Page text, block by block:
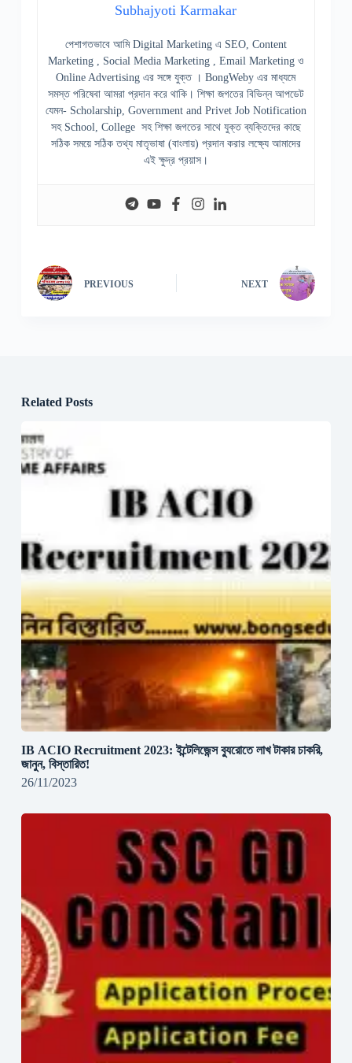
Subhajyoti Karmakar
পেশাগতভাবে আমি Digital Marketing এ SEO, Content
Marketing , Social Media Marketing , Email Marketing ও
Online Advertising এর সঙ্গে যুক্ত । BongWeby এর মাধ্যমে
সমস্ত পরিষেবা আমরা প্রদান করে থাকি। শিক্ষা জগতের বিভিন্ন আপডেট
যেমন- Scholarship, Government and Privet Job Notification
সহ School, College সহ শিক্ষা জগতের সাথে যুক্ত ব্যক্তিদের কাছে
সঠিক সময়ে সঠিক তথ্য মাতৃভাষা (বাংলায়) প্রদান করার লক্ষ্যে আমাদের
এই ক্ষুদ্র প্রয়াস।
PREVIOUS NEXT
Related Posts
IB ACIO Recruitment 2023: ইন্টেলিজেন্স ব্যুরোতে লাখ টাকার চাকরি,
জানুন, বিস্তারিত!
26/11/2023